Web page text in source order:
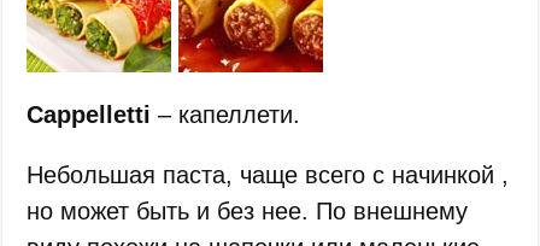
Cappelletti – капеллети.
Небольшая паста, чаще всего с начинкой ,
но может быть и без нее. По внешнему